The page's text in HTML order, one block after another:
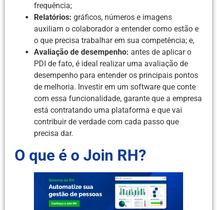
frequência;
Relatórios: gráficos, números e imagens
auxiliam o colaborador a entender como estão e
o que precisa trabalhar em sua competência; e,
Avaliação de desempenho: antes de aplicar o
PDI de fato, é ideal realizar uma avaliação de
desempenho para entender os principais pontos
de melhoria. Investir em um software que conte
com essa funcionalidade, garante que a empresa
está contratando uma plataforma e que vai
contribuir de verdade com cada passo que
precisa dar.
O que é o Join RH?